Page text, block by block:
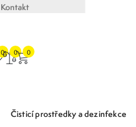
Kontakt
0 0 0
Čisticí prostředky a dezinfekce